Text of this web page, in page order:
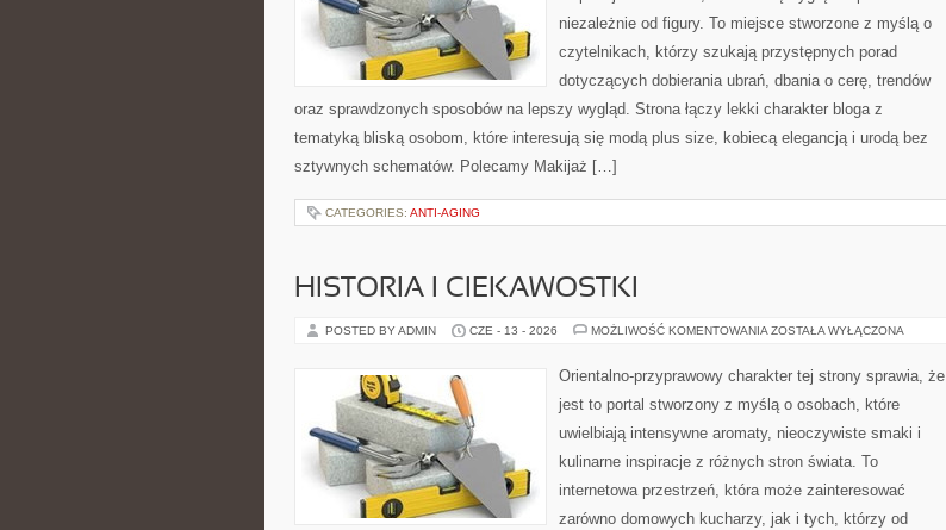
niezależnie od figury. To miejsce stworzone z myślą o
czytelnikach, którzy szukają przystępnych porad
dotyczących dobierania ubrań, dbania o cerę, trendów
oraz sprawdzonych sposobów na lepszy wygląd. Strona łączy lekki charakter bloga z
tematyką bliską osobom, które interesują się modą plus size, kobiecą elegancją i urodą bez
sztywnych schematów. Polecamy Makijaż […]
CATEGORIES: ANTI-AGING
HISTORIA I CIEKAWOSTKI
POSTED BY ADMIN CZE - 13 - 2026 MOŻLIWOŚĆ KOMENTOWANIA HISTORIA
ZOSTAŁA WYŁĄCZONA
Orientalno-przyprawowy charakter tej strony sprawia, że
jest to portal stworzony z myślą o osobach, które
uwielbiają intensywne aromaty, nieoczywiste smaki i
kulinarne inspiracje z różnych stron świata. To
internetowa przestrzeń, która może zainteresować
zarówno domowych kucharzy, jak i tych, którzy od